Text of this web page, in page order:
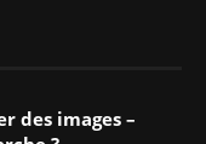
des images –